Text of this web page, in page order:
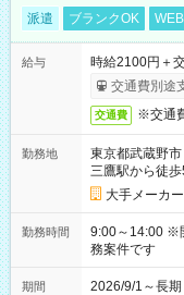
派遣 ブランクOK
給与
時給2100円＋
交通費別途
交通費 ※交通
勤務地
東京都武蔵野市
三鷹駅から徒
大手メーカー
勤務時間
9:00～14:00 ※
務案件です
期間 2026/9/1～長